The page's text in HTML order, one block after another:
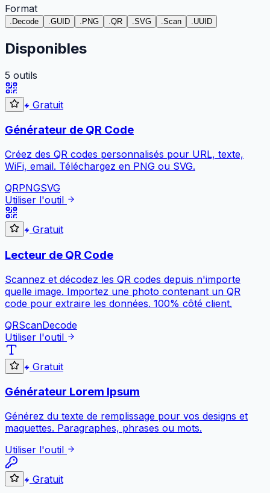
Format
Decode GUID PNG QR SVG Scan UUID
Disponibles
5 outils
Gratuit
Générateur de QR Code
Créez des QR codes personnalisés pour URL, texte,
WiFi, email. Téléchargez en PNG ou SVG.
QRPNGSVG
Utiliser l'outil
Gratuit
Lecteur de QR Code
Scannez et décodez les QR codes depuis n'importe
quelle image. Importez une photo contenant un QR
code pour extraire les données. 100% côté client.
QRScanDecode
Utiliser l'outil
Gratuit
Générateur Lorem Ipsum
Générez du texte de remplissage pour vos designs et
maquettes. Paragraphes, phrases ou mots.
Utiliser l'outil
Gratuit